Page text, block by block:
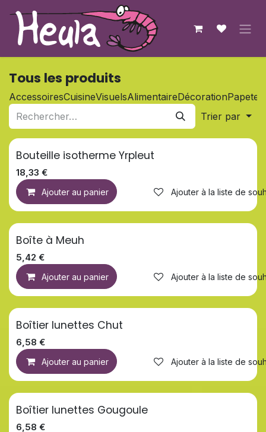
Tous les produits
AccessoiresCuisineVisuelsAlimentaireDécoration
Trier par
Bouteille isotherme Yrpleut
18,33 €
Ajouter au panier Ajouter à la liste de
Boîte à Meuh
5,42 €
Ajouter au panier Ajouter à la liste de
Nouveau !
Boîtier lunettes Chut
6,58 €
Ajouter au panier Ajouter à la liste de
Boîtier lunettes Gougoule
6,58 €